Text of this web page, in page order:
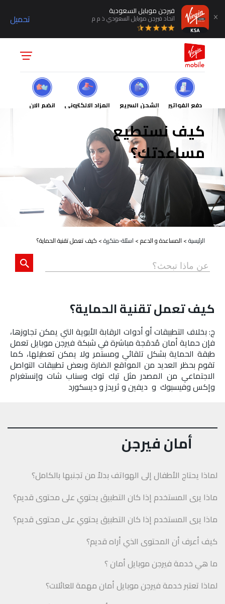
تحميل
فيرجن موبايل السعودية
اتحاد فيرجن موبايل السعودي ذ م م
دفع الفواتير الشحن السريع المزاد الالكتروني انضم الان
كيف نستطيع
مساعدتك؟
الرئيسية> المساعدة و الدعم> اسئلة-متكررة> كيف تعمل تقنية الحماية؟
كيف تعمل تقنية الحماية؟
ج: بخلاف التطبيقات أو أدوات الرقابة الأبوية التي يمكن تجاوزها،
فإن حماية أمان مُدمَجة مباشرة في شبكة فيرجن موبايل تعمل
طبقة الحماية بشكل تلقائي ومستمر ولا يمكن تعطيلها، كما
تقوم بحظر العديد من المواقع الضارة وبعض تطبيقات التواصل
الاجتماعي من المصدر مثل تيك توك وسناب شات وإنستغرام
وإكس وفيسبوك و ديفين و ثريدز و ديسكورد
أمان فيرجن
لماذا يحتاج الأطفال إلى الهواتف بدلاً من تجنبها بالكامل؟
ماذا يرى المستخدم إذا كان التطبيق يحتوي على محتوى قديم؟
ماذا يرى المستخدم إذا كان التطبيق يحتوي على محتوى قديم؟
كيف أعرف أن المحتوى الذي أراه قديم؟
ما هي خدمة فيرجن موبايل أمان ؟
لماذا تعتبر خدمة فيرجن موبايل أمان مهمة للعائلات؟